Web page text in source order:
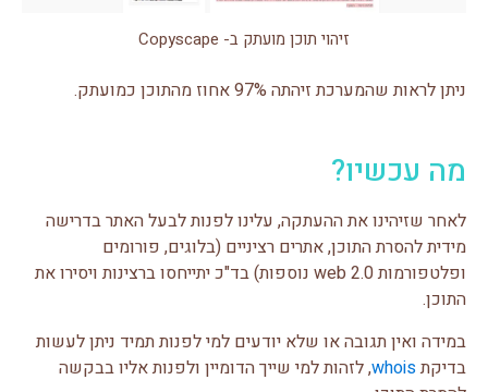
זיהוי תוכן מועתק ב- Copyscape
ניתן לראות שהמערכת זיהתה 97% אחוז מהתוכן כמועתק.
מה עכשיו?
לאחר שזיהינו את ההעתקה, עלינו לפנות לבעל האתר בדרישה
מידית להסרת התוכן, אתרים רציניים (בלוגים, פורומים
ופלטפורמות web 2.0 נוספות) בד"כ יתייחסו ברצינות ויסירו את
התוכן.
במידה ואין תגובה או שלא יודעים למי לפנות תמיד ניתן לעשות
בדיקתwhois, לזהות למי שייך הדומיין ולפנות אליו בבקשה